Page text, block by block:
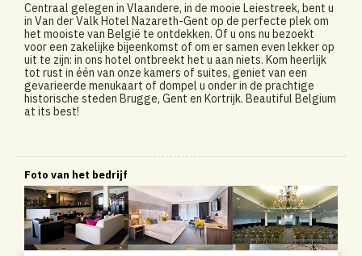
Centraal gelegen in Vlaandere, in de mooie Leiestreek, bent u
in Van der Valk Hotel Nazareth-Gent op de perfecte plek om
het mooiste van België te ontdekken. Of u ons nu bezoekt
voor een zakelijke bijeenkomst of om er samen even lekker op
uit te zijn: in ons hotel ontbreekt het u aan niets. Kom heerlijk
tot rust in één van onze kamers of suites, geniet van een
gevarieerde menukaart of dompel u onder in de prachtige
historische steden Brugge, Gent en Kortrijk. Beautiful Belgium
at its best!
Foto van het bedrijf